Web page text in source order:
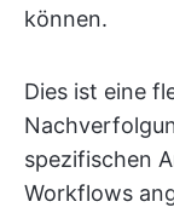
können.
Dies ist eine
spezifischen
Workflows